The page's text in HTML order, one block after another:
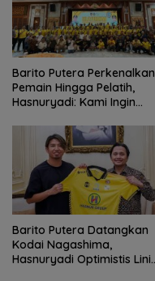
Barito Putera Perkenalkan
Pemain Hingga Pelatih,
Hasnuryadi: Kami Ingin
Barito Putera Datangkan
Kodai Nagashima,
Hasnuryadi Optimistis Lini